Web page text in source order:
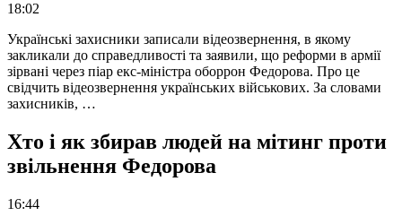
18:02
Українські захисники записали відеозвернення, в якому
закликали до справедливості та заявили, що реформи в армії
зірвані через піар екс-міністра оборрон Федорова. Про це
свідчить відеозвернення українських військових. За словами
захисників, …
Хто і як збирав людей на мітинг проти
звільнення Федорова
16:44